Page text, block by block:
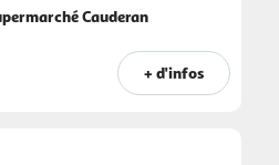
Cauderan
+ d'infos